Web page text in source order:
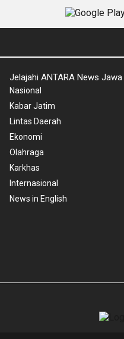
Jelajahi ANTARA News
Nasional
Kabar Jatim
Lintas Daerah
Ekonomi
Olahraga
Karkhas
Internasional
News in English